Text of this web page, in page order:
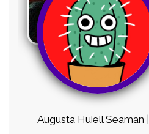
Augusta Huiell Seaman |